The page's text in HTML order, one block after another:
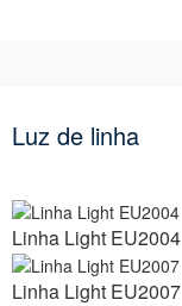
Luz de linha
Linha Light EU2004
Linha Light EU2007